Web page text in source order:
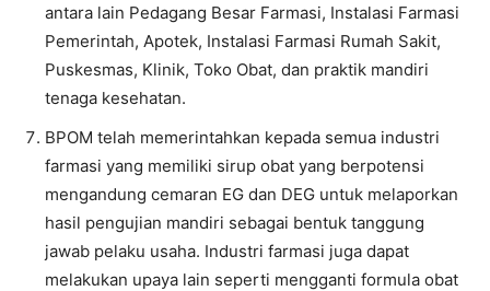
antara lain Pedagang Besar Farmasi, Instalasi Farmasi
Pemerintah, Apotek, Instalasi Farmasi Rumah Sakit,
Puskesmas, Klinik, Toko Obat, dan praktik mandiri
tenaga kesehatan.
BPOM telah memerintahkan kepada semua industri
farmasi yang memiliki sirup obat yang berpotensi
mengandung cemaran EG dan DEG untuk melaporkan
hasil pengujian mandiri sebagai bentuk tanggung
jawab pelaku usaha. Industri farmasi juga dapat
melakukan upaya lain seperti mengganti formula obat